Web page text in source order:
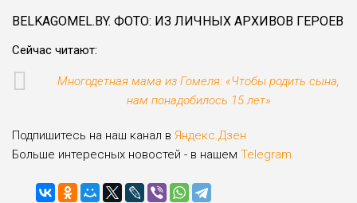
BELKAGOMEL.BY. ФОТО: ИЗ ЛИЧНЫХ АРХИВОВ ГЕРОЕВ
Сейчас читают:
Многодетная мама из Гомеля: «Чтобы родить сына,
нам понадобилось 15 лет»
Подпишитесь на наш канал в Яндекс.Дзен
Больше интересных новостей - в нашем Telegram